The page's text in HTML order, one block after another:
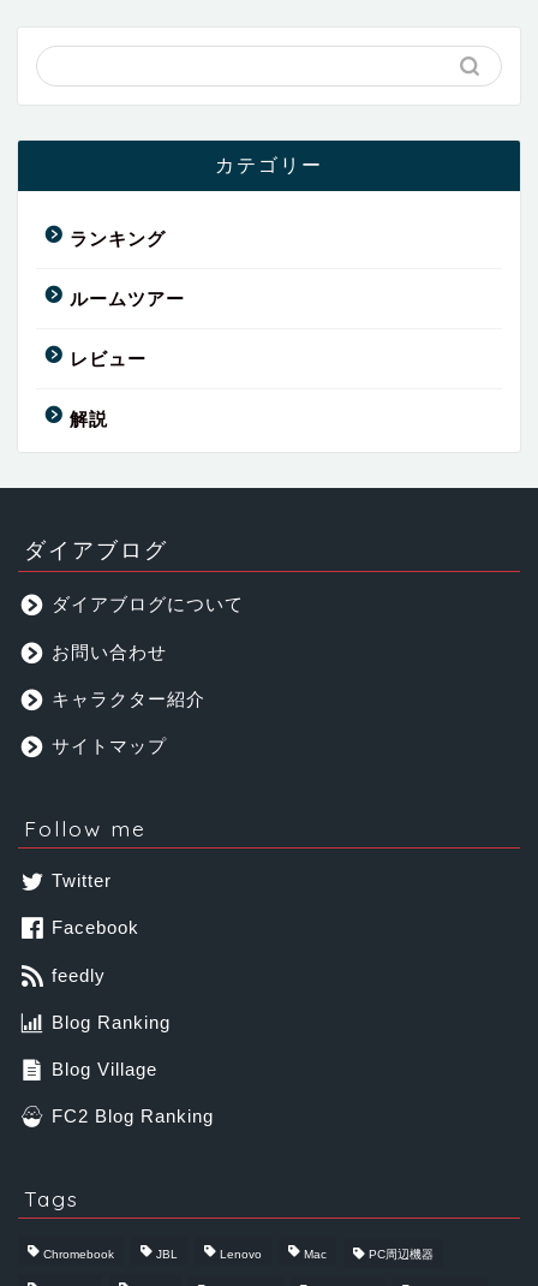
カテゴリー
ランキング
ルームツアー
レビュー
解説
ダイアブログ
ダイアブログについて
お問い合わせ
キャラクター紹介
サイトマップ
Follow me
Twitter
Facebook
feedly
Blog Ranking
Blog Village
FC2 Blog Ranking
Tags
Chromebook JBL Lenovo Mac PC周辺機器